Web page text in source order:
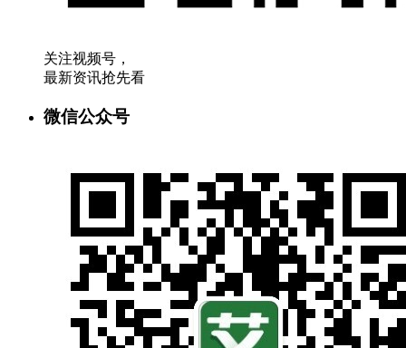
关注视频号，
最新资讯抢先看
微信公众号